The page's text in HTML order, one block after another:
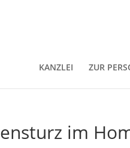
KANZLEI ZUR
im